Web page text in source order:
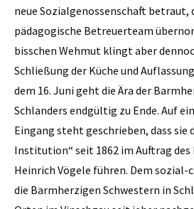
neue Sozialgenossenschaft betraut,
pädagogische Betreuerteam
bisschen Wehmut klingt aber
Schließung der Küche und
dem 16. Juni geht die Ära der
Schlanders endgültig zu Ende. Auf
Eingang steht geschrieben, dass sie
Institution“ seit 1862 im Auftrag des
Heinrich Vögele führen. Dem
die Barmherzigen Schwestern in